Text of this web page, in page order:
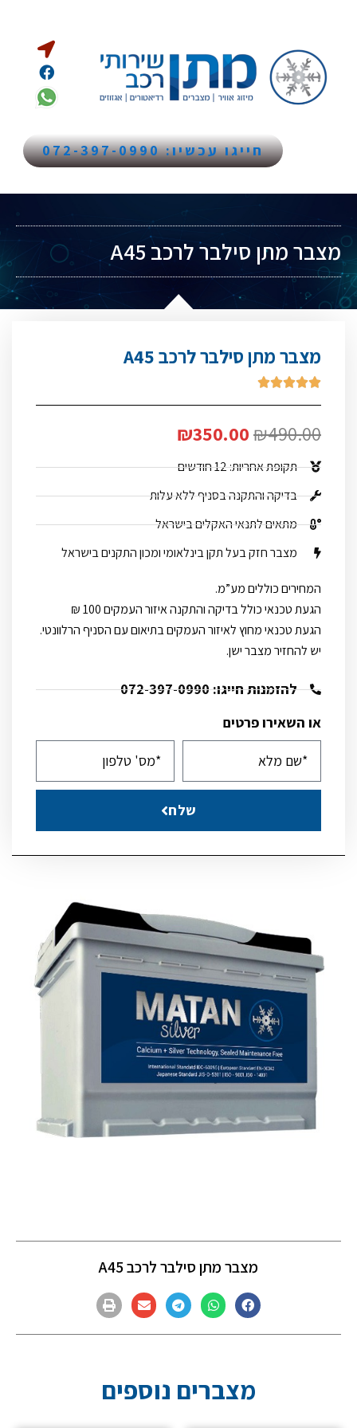
חייגו עכשיו: 072-397-0990
מצבר מתן סילבר לרכב A45
מצבר מתן סילבר לרכב A45





₪490.00
₪350.00
תקופת אחריות: 12 חודשים
בדיקה והתקנה בסניף ללא עלות
מתאים לתנאי האקלים בישראל
מצבר חזק בעל תקן בינלאומי ומכון התקנים בישראל
המחירים כוללים מע”מ.
הגעת טכנאי כולל בדיקה והתקנה איזור העמקים 100 ₪
הגעת טכנאי מחוץ לאיזור העמקים בתיאום עם הסניף הרלוונטי.
יש להחזיר מצבר ישן.
להזמנות חייגו: 072-397-0990
או השאירו פרטים
שלח
מצבר מתן סילבר לרכב A45
מצברים נוספים